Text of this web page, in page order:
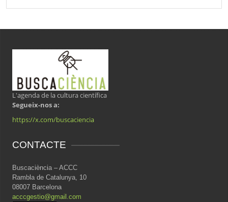
L'agenda de la cultura científica
Segueix-nos a:
https://x.com/buscaciencia
CONTACTE
Buscaciència – ACCC
Rambla de Catalunya, 10
08007 Barcelona
acccgestio@gmail.com